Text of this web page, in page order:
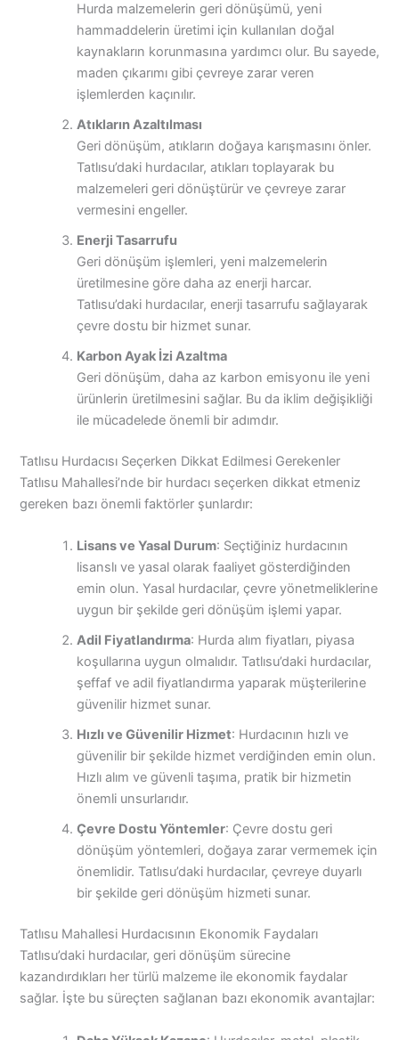
Hurda malzemelerin geri dönüşümü, yeni
hammaddelerin üretimi için kullanılan doğal
kaynakların korunmasına yardımcı olur. Bu sayede,
maden çıkarımı gibi çevreye zarar veren
işlemlerden kaçınılır.
Atıkların Azaltılması
Geri dönüşüm, atıkların doğaya karışmasını önler.
Tatlısu’daki hurdacılar, atıkları toplayarak bu
malzemeleri geri dönüştürür ve çevreye zarar
vermesini engeller.
Enerji Tasarrufu
Geri dönüşüm işlemleri, yeni malzemelerin
üretilmesine göre daha az enerji harcar.
Tatlısu’daki hurdacılar, enerji tasarrufu sağlayarak
çevre dostu bir hizmet sunar.
Karbon Ayak İzi Azaltma
Geri dönüşüm, daha az karbon emisyonu ile yeni
ürünlerin üretilmesini sağlar. Bu da iklim değişikliği
ile mücadelede önemli bir adımdır.
Tatlısu Hurdacısı Seçerken Dikkat Edilmesi Gerekenler
Tatlısu Mahallesi’nde bir hurdacı seçerken dikkat etmeniz
gereken bazı önemli faktörler şunlardır:
Lisans ve Yasal Durum: Seçtiğiniz hurdacının
lisanslı ve yasal olarak faaliyet gösterdiğinden
emin olun. Yasal hurdacılar, çevre yönetmeliklerine
uygun bir şekilde geri dönüşüm işlemi yapar.
Adil Fiyatlandırma: Hurda alım fiyatları, piyasa
koşullarına uygun olmalıdır. Tatlısu’daki hurdacılar,
şeffaf ve adil fiyatlandırma yaparak müşterilerine
güvenilir hizmet sunar.
Hızlı ve Güvenilir Hizmet: Hurdacının hızlı ve
güvenilir bir şekilde hizmet verdiğinden emin olun.
Hızlı alım ve güvenli taşıma, pratik bir hizmetin
önemli unsurlarıdır.
Çevre Dostu Yöntemler: Çevre dostu geri
dönüşüm yöntemleri, doğaya zarar vermemek için
önemlidir. Tatlısu’daki hurdacılar, çevreye duyarlı
bir şekilde geri dönüşüm hizmeti sunar.
Tatlısu Mahallesi Hurdacısının Ekonomik Faydaları
Tatlısu’daki hurdacılar, geri dönüşüm sürecine
kazandırdıkları her türlü malzeme ile ekonomik faydalar
sağlar. İşte bu süreçten sağlanan bazı ekonomik avantajlar: